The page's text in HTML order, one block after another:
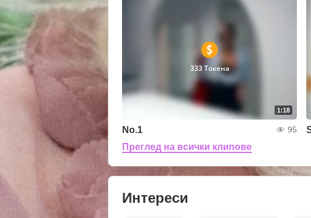
1:18
333 Токена
No.1 95
Преглед на всички клипове
Интереси